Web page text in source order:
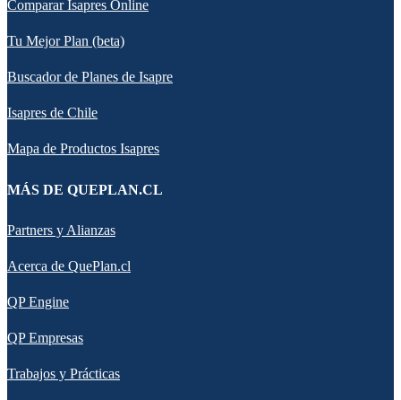
Comparar Isapres Online
Tu Mejor Plan (beta)
Buscador de Planes de Isapre
Isapres de Chile
Mapa de Productos Isapres
MÁS DE QUEPLAN.CL
Partners y Alianzas
Acerca de QuePlan.cl
QP Engine
QP Empresas
Trabajos y Prácticas